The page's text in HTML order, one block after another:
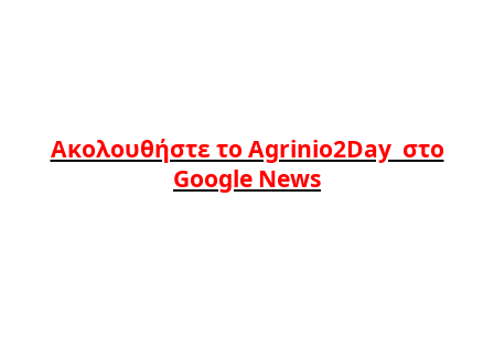
Ακολουθήστε το Agrinio2Day στο
Google News